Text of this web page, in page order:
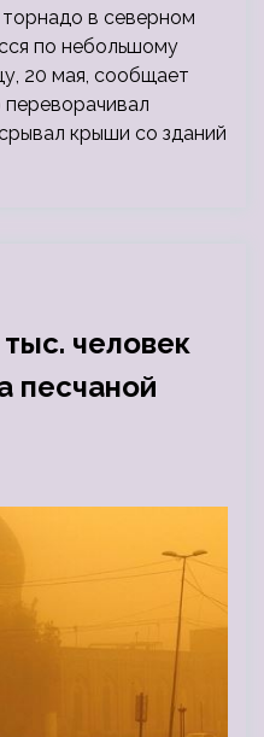
в северном
по небольшому
20 мая, сообщает
крыши со зданий
человек
песчаной